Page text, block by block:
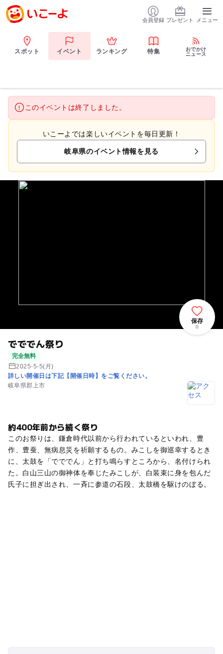
会員登録 プレゼント メニュー
スポット イベント ランキング 特集
おでかけ
ニュース
このイベントは終了しました。
いこーよでは楽しいイベントを毎日更新！
岐阜県のイベント情報を見る
でででん祭り
完全無料
2025-5-5(月)
詳しい開催日は下記【開催日時】をご覧ください。
岐阜県郡上市
保存
0
約400年前から続く祭り
このお祭りは、鎌倉時代以前から行われているといわれ、豊
作、豊蚕、無病息災を祈願するもの。みこしを御巡幸するとき
に、太鼓を「でででん」と打ち鳴らすところから、名付けられ
た。白山三山の御神体を奉じたみこしが、白装束に身を包んだ
氏子に担ぎ出され、一斉に参道の石段、太鼓橋を駆けのぼる。